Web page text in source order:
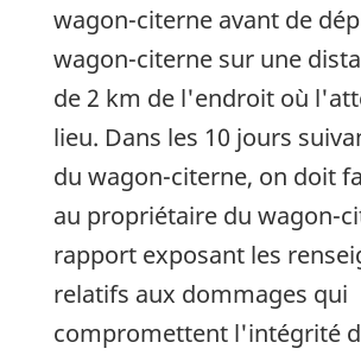
wagon-citerne avant de
wagon-citerne sur une
de 2 km de l'endroit où
lieu. Dans les 10 jours
du wagon-citerne, on doit
au propriétaire du wagon-
rapport exposant les
relatifs aux dommages qui
compromettent l'intégrité